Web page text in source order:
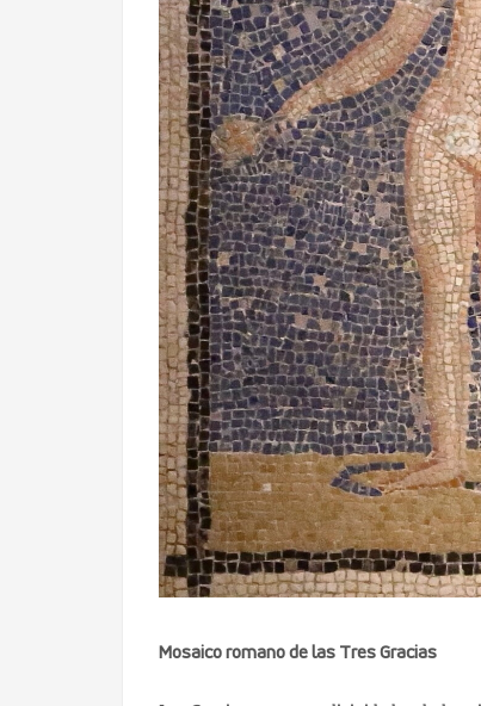
Mosaico romano de las Tres Gracias